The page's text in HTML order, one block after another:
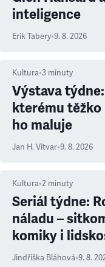
inteligence
Erik Tabery•9. 8. 2026
Kultura•3 minuty
Výstava
kterému
ho maluje
Jan H. Vitvar•9. 8. 2026
Kultura•2 minuty
Seriál týdne:
náladu –
komiky i
Jindřiška Bláhová•9. 8.